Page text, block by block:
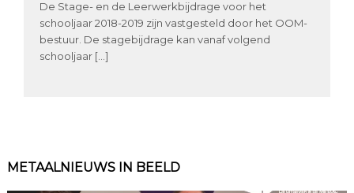
De Stage- en de Leerwerkbijdrage voor het
schooljaar 2018-2019 zijn vastgesteld door het OOM-
bestuur. De stagebijdrage kan vanaf volgend
schooljaar […]
METAALNIEUWS IN BEELD